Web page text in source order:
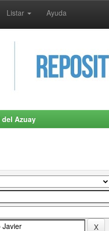
Listar Ayuda
Azuay